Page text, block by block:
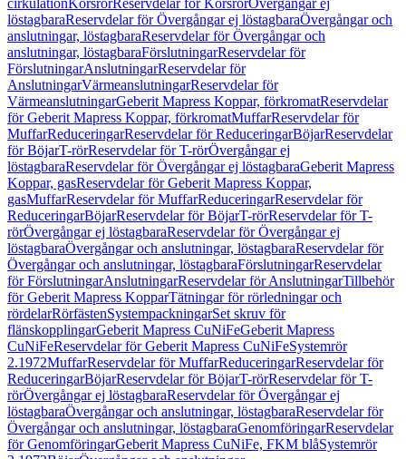
cirkulationKorsrörReservdelar för KorsrörÖvergångar ej
löstagbaraReservdelar för Övergångar ej löstagbaraÖvergångar och
anslutningar, löstagbaraReservdelar för Övergångar och
anslutningar, löstagbaraFörslutningarReservdelar för
FörslutningarAnslutningarReservdelar för
AnslutningarVärmeanslutningarReservdelar för
VärmeanslutningarGeberit Mapress Koppar, förkromatReservdelar
för Geberit Mapress Koppar, förkromatMuffarReservdelar för
MuffarReduceringarReservdelar för ReduceringarBöjarReservdelar
för BöjarT-rörReservdelar för T-rörÖvergångar ej
löstagbaraReservdelar för Övergångar ej löstagbaraGeberit Mapress
Koppar, gasReservdelar för Geberit Mapress Koppar,
gasMuffarReservdelar för MuffarReduceringarReservdelar för
ReduceringarBöjarReservdelar för BöjarT-rörReservdelar för T-
rörÖvergångar ej löstagbaraReservdelar för Övergångar ej
löstagbaraÖvergångar och anslutningar, löstagbaraReservdelar för
Övergångar och anslutningar, löstagbaraFörslutningarReservdelar
för FörslutningarAnslutningarReservdelar för AnslutningarTillbehör
för Geberit Mapress KopparTätningar för rörledningar och
rördelarRörfästenSystempackningarSet skruv för
flänskopplingarGeberit Mapress CuNiFeGeberit Mapress
CuNiFeReservdelar för Geberit Mapress CuNiFeSystemrör
2.1972MuffarReservdelar för MuffarReduceringarReservdelar för
ReduceringarBöjarReservdelar för BöjarT-rörReservdelar för T-
rörÖvergångar ej löstagbaraReservdelar för Övergångar ej
löstagbaraÖvergångar och anslutningar, löstagbaraReservdelar för
Övergångar och anslutningar, löstagbaraGenomföringarReservdelar
för GenomföringarGeberit Mapress CuNiFe, FKM blåSystemrör